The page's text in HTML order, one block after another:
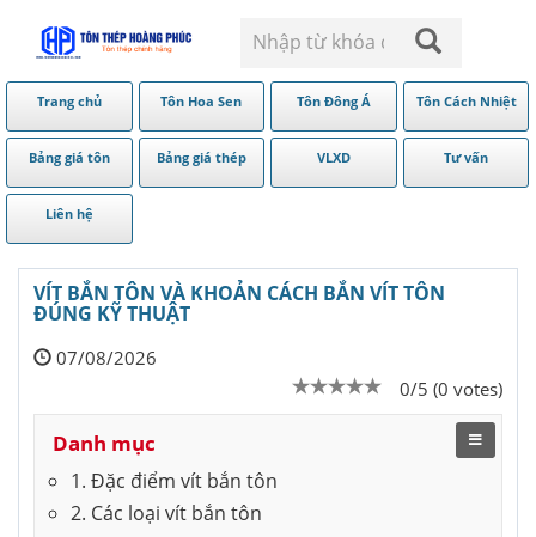
Trang chủ Tôn Hoa Sen Tôn Đông Á Tôn Cách Nhiệt
Bảng giá tôn Bảng giá thép VLXD Tư vấn
Liên hệ
VÍT BẮN TÔN VÀ KHOẢN CÁCH BẮN VÍT TÔN
ĐÚNG KỸ THUẬT
07/08/2026
0/5 (0 votes)
Danh mục
1. Đặc điểm vít bắn tôn
2. Các loại vít bắn tôn